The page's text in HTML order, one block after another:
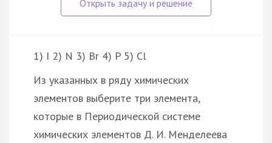
1) I 2) N 3) Br 4) P 5) Cl
Из указанных в ряду химических
элементов выберите три элемента,
которые в Периодической системе
химических элементов Д. И. Менделеева